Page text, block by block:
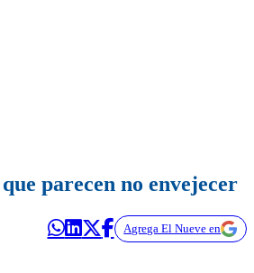
parecen no envejecer
Agrega El Nueve en